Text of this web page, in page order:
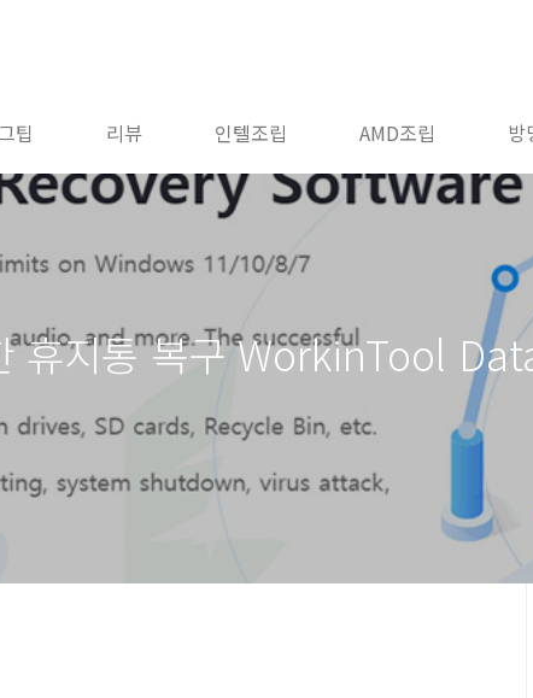
팁 리뷰 인텔조립 AMD조립 방
휴지통 복구 WorkinTool